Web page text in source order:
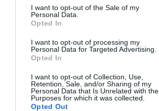
I want to opt-out of the Sale of my
Personal Data.
Opted In
I want to opt-out of processing my
Personal Data for Targeted Advertising.
Opted In
I want to opt-out of Collection, Use,
Retention, Sale, and/or Sharing of my
Personal Data that Is Unrelated with the
Purposes for which it was collected.
Opted Out